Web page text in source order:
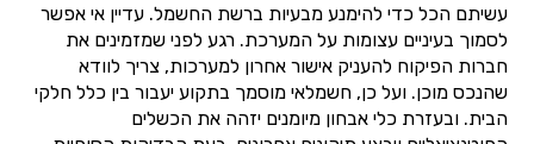
עשיתם הכל כדי להימנע מבעיות ברשת החשמל. עדיין אי אפשר
לסמוך בעיניים עצומות על המערכת. רגע לפני שמזמינים את
חברות הפיקוח להעניק אישור אחרון למערכות, צריך לוודא
שהנכס מוכן. ועל כן, חשמלאי מוסמך בתקוע יעבור בין כלל חלקי
הבית. ובעזרת כלי אבחון מיומנים יזהה את הכשלים